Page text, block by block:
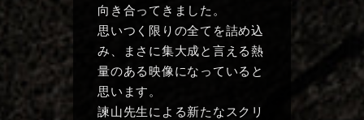
向き合ってきました。
思いつく限りの全てを詰め込
み、まさに集大成と言える熱
量のある映像になっていると
思います。
諫山先生による新たなスクリ